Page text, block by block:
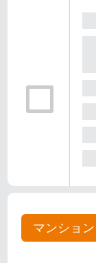
マンション